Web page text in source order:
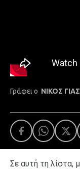
Γράφει ο ΝΙΚΟΣ
Σε αυτή τη λίστα,